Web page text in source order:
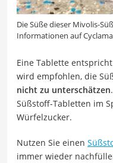
Die Süße dieser Mivolis-
Informationen auf
Eine Tablette
wird empfohlen, die
nicht zu unterschätzen
Süßstoff-Tabletten im
Würfelzucker.
Nutzen Sie einen
immer wieder